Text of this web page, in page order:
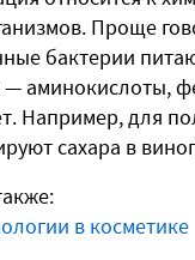
Проще
бактерии
— аминокислоты,
Например, для
сахара в
в косметике